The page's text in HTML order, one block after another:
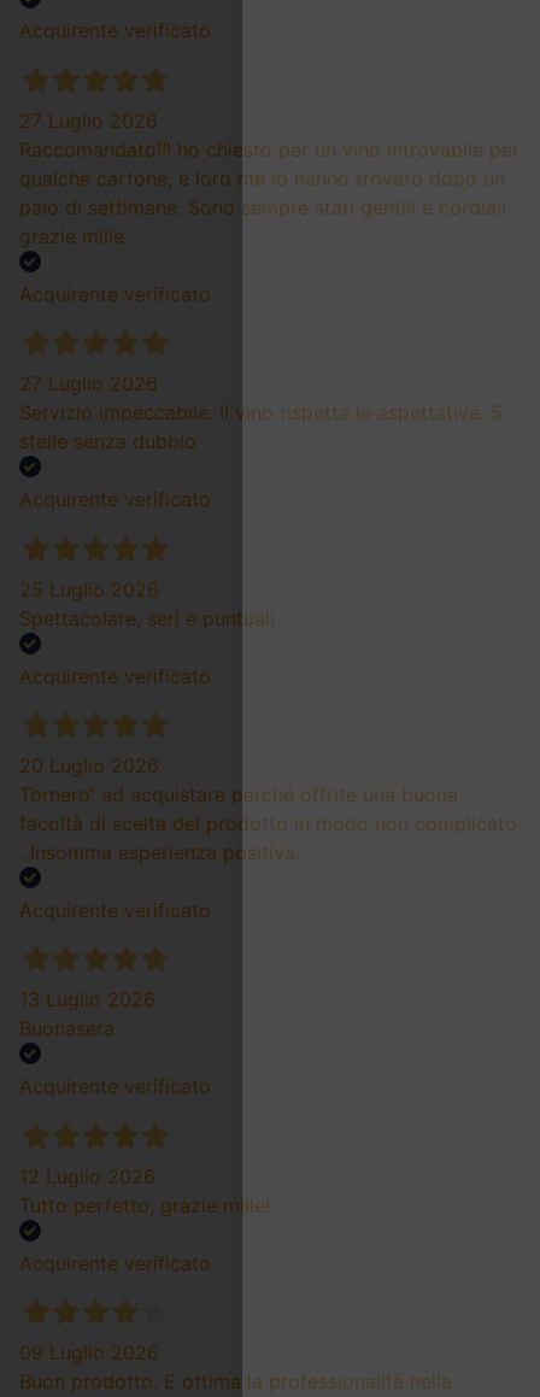
Acquirente verificato
27 Luglio 2026
Raccomandato!!! ho chiesto per un vino introvabile per
qualche cartone, e loro me lo hanno trovato dopo un
paio di settimane. Sono sempre stati gentili e cordiali
grazie mille.
Acquirente verificato
27 Luglio 2026
Servizio impeccabile. Il vino rispetta le aspettative. 5
stelle senza dubbio
Acquirente verificato
25 Luglio 2026
Spettacolare, seri e puntuali
Acquirente verificato
20 Luglio 2026
Tornero' ad acquistare perché offrite una buona
facoltà di scelta del prodotto in modo non complicato
. Insomma esperienza positiva.
Acquirente verificato
13 Luglio 2026
Buonasera
Acquirente verificato
12 Luglio 2026
Tutto perfetto, grazie mille!
Acquirente verificato
09 Luglio 2026
Buon prodotto. E ottima la professionalità nella